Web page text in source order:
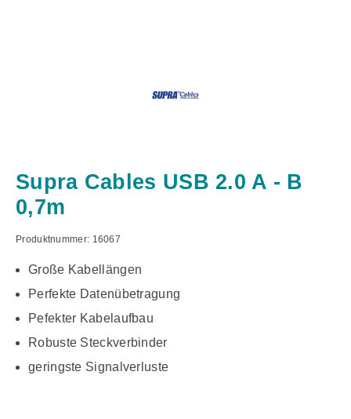
Supra Cables USB 2.0 A - B
0,7m
Produktnummer: 16067
Große Kabellängen
Perfekte Datenübetragung
Pefekter Kabelaufbau
Robuste Steckverbinder
geringste Signalverluste